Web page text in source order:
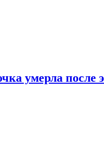
умерла после